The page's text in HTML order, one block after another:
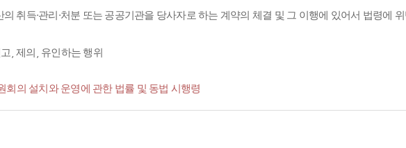
취득·관리·처분 또는 공공기관을 당사자로 하는 계약의 체결 및 그 이행에 있어서 법령에
, 제의, 유인하는 행위
의 설치와 운영에 관한 법률 및 동법 시행령